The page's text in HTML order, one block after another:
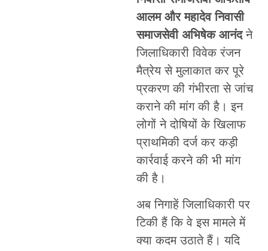
आलम और महादेव निवासी
समाजसेवी अभिषेक आनंदने
जिलाधिकारी विवेक रंजन
मैत्रेय से मुलाकात कर पूरे
प्रकरण की गंभीरता से जांच
कराने की मांग की है। इन
लोगों ने दोषियों के खिलाफ
प्राथमिकी दर्ज कर कड़ी
कार्रवाई करने की भी मांग
की है।
अब निगाहें जिलाधिकारी पर
टिकी हैं कि वे इस मामले में
क्या कदम उठाते हैं। यदि